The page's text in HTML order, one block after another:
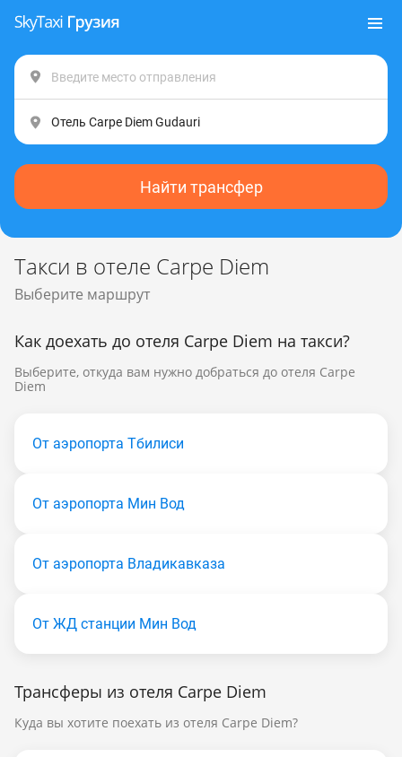
Найти трансфер
Такси в отеле Carpe Diem
Выберите маршрут
Как доехать до отеля Carpe Diem на такси?
Выберите, откуда вам нужно добраться до отеля Carpe
Diem
От аэропорта Тбилиси
От аэропорта Мин Вод
От аэропорта Владикавказа
От ЖД станции Мин Вод
Трансферы из отеля Carpe Diem
Куда вы хотите поехать из отеля Carpe Diem?